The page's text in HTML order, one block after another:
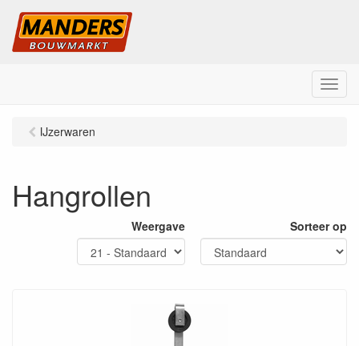
M
e
IJzerwaren
Hangrollen
Weergave Sorteer op